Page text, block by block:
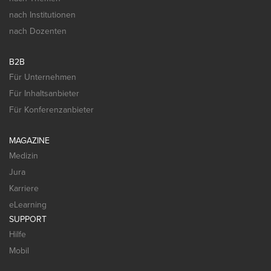
nach Institutionen
nach Dozenten
B2B
Für Unternehmen
Für Inhaltsanbieter
Für Konferenzanbieter
MAGAZINE
Medizin
Jura
Karriere
eLearning
SUPPORT
Hilfe
Mobil